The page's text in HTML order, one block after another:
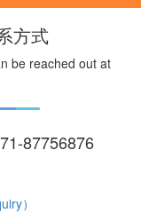
方式
be reached out at
87756876
）